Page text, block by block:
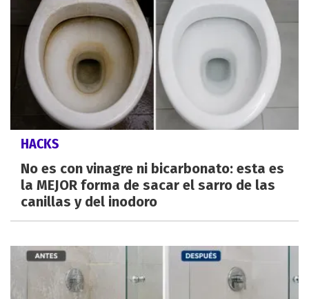
HACKS
No es con vinagre ni bicarbonato: esta es
la MEJOR forma de sacar el sarro de las
canillas y del inodoro